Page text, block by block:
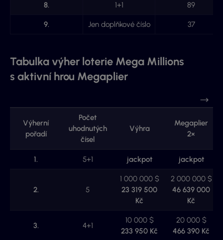
8. 1+1 89
9. Jen doplňkové číslo 37
Tabulka výher loterie Mega Millions
s aktivní hrou Megaplier
Výherní
pořadí
Počet
uhodnutých
čísel
Výhra
Megaplier
2×
1. 5+1 jackpot jackpot
2. 5
1 000 000 $
23 319 500
Kč
2 000 000 $
46 639 000
Kč
3. 4+1
10 000 $
233 950 Kč
20 000 $
466 390 Kč